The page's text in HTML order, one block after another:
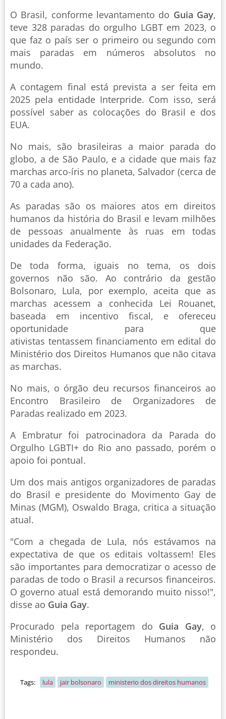
O Brasil, conforme levantamento do Guia Gay,
teve 328 paradas do orgulho LGBT em 2023, o
que faz o país ser o primeiro ou segundo com
mais paradas em números absolutos no
mundo.
A contagem final está prevista a ser feita em
2025 pela entidade Interpride. Com isso, será
possível saber as colocações do Brasil e dos
EUA.
No mais, são brasileiras a maior parada do
globo, a de São Paulo, e a cidade que mais faz
marchas arco-íris no planeta, Salvador (cerca de
70 a cada ano).
As paradas são os maiores atos em direitos
humanos da história do Brasil e levam milhões
de pessoas anualmente às ruas em todas
unidades da Federação.
De toda forma, iguais no tema, os dois
governos não são. Ao contrário da gestão
Bolsonaro, Lula, por exemplo, aceita que as
marchas acessem a conhecida Lei Rouanet,
baseada em incentivo fiscal, e ofereceu
oportunidade para que
ativistas tentassem financiamento em edital do
Ministério dos Direitos Humanos que não citava
as marchas.
No mais, o órgão deu recursos financeiros ao
Encontro Brasileiro de Organizadores de
Paradas realizado em 2023.
A Embratur foi patrocinadora da Parada do
Orgulho LGBTI+ do Rio ano passado, porém o
apoio foi pontual.
Um dos mais antigos organizadores de paradas
do Brasil e presidente do Movimento Gay de
Minas (MGM), Oswaldo Braga, critica a situação
atual.
"Com a chegada de Lula, nós estávamos na
expectativa de que os editais voltassem! Eles
são importantes para democratizar o acesso de
paradas de todo o Brasil a recursos financeiros.
O governo atual está demorando muito nisso!",
disse ao Guia Gay.
Procurado pela reportagem do Guia Gay, o
Ministério dos Direitos Humanos não
respondeu.
Tags: lula jair bolsonaro ministerio dos direitos humanos